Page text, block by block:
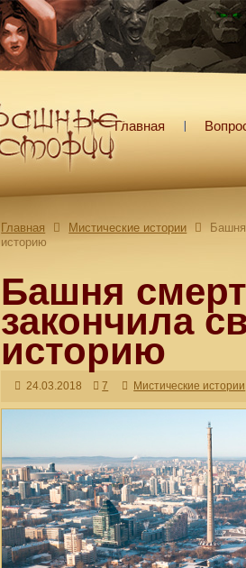
Главная
Главная Мистические истории
историю
Башня
закончила
историю
24.03.2018 7 Мистические истории